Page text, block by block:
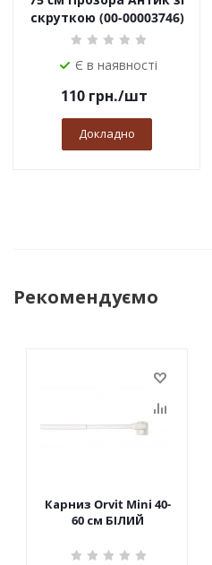
скруткою (00-00003746)
Є в наявності
110грн./шт
Докладно
Рекомендуємо
Карниз Orvit Mini 40-
60 см БІЛИЙ